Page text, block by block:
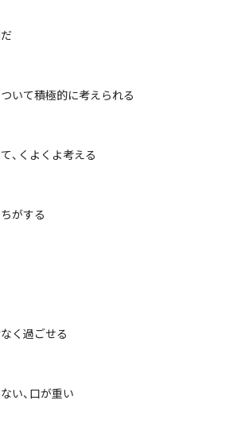
いて積極的に考えられる
、くよくよ考える
がする
く過ごせる
い、口が重い